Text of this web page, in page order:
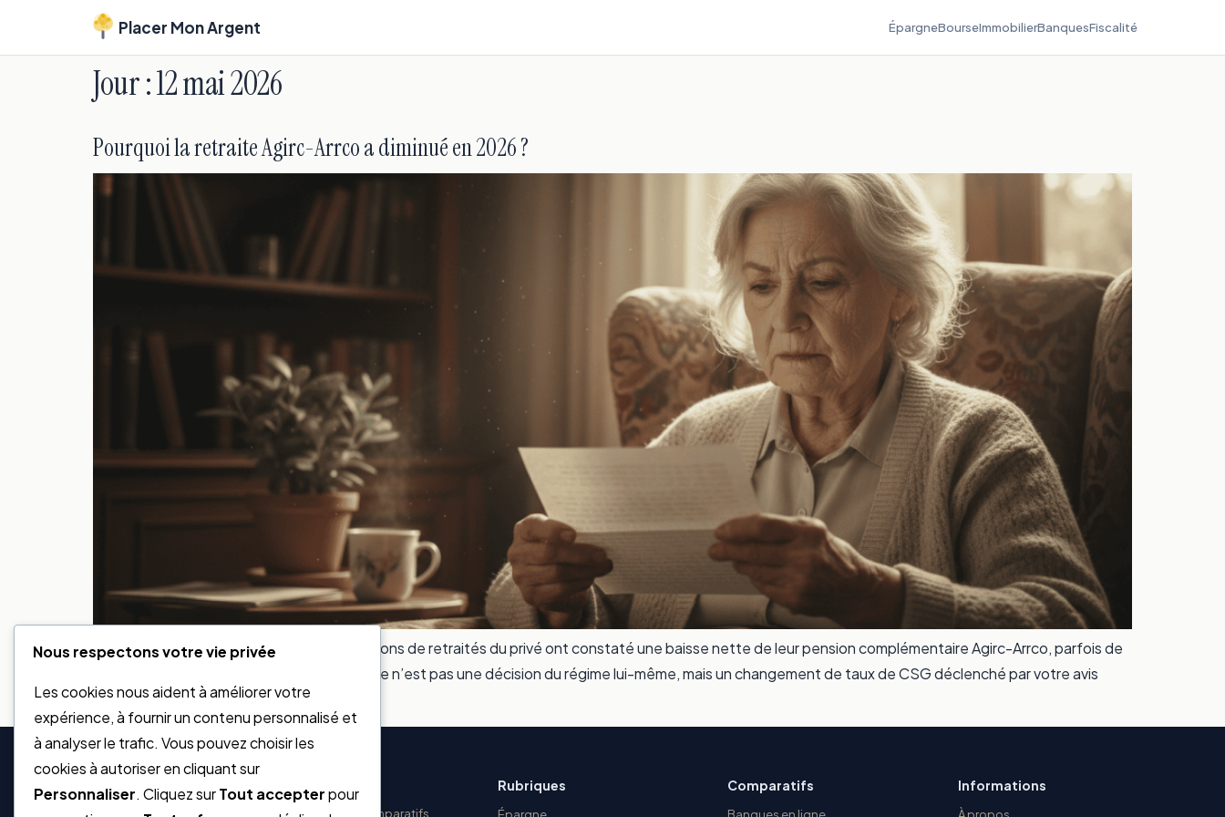
Placer Mon Argent ÉpargneBourseImmobilierBanquesFiscalité
Jour :12 mai 2026
Pourquoi la retraite Agirc-Arrco a diminué en 2026 ?
Depuis le virement de janvier 2026, des millions de retraités du privé ont constaté une baisse nette de leur pension complémentaire Agirc-Arrco, parfois de
plusieurs dizaines d’euros par mois. La cause n’est pas une décision du régime lui-même, mais un changement de taux de CSG déclenché par votre avis
d’impôt 2025. À cela s’ajoute un […]
Placer Mon Argent
Guide indépendant pour mieux placer votre argent. Comparatifs,
Rubriques Comparatifs Informations
Nous respectons votre vie privée
Les cookies nous aident à améliorer votre
expérience, à fournir un contenu personnalisé et
à analyser le trafic. Vous pouvez choisir les
cookies à autoriser en cliquant sur
Personnaliser. Cliquez surTout accepterpour